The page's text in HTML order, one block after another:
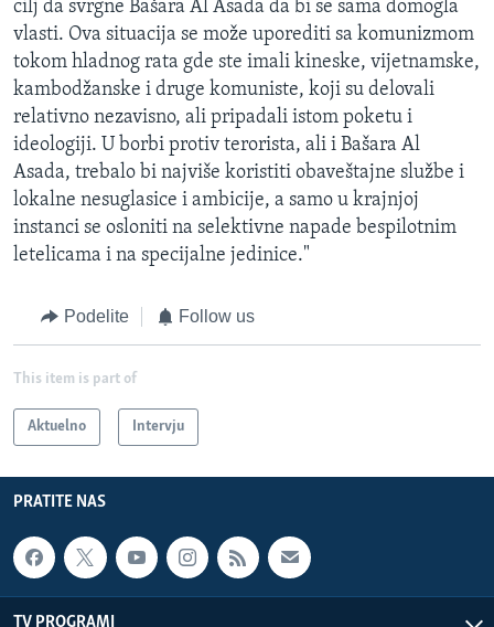
cilj da svrgne Bašara Al Asada da bi se sama domogla
vlasti. Ova situacija se može uporediti sa komunizmom
tokom hladnog rata gde ste imali kineske, vijetnamske,
kambodžanske i druge komuniste, koji su delovali
relativno nezavisno, ali pripadali istom poketu i
ideologiji. U borbi protiv terorista, ali i Bašara Al
Asada, trebalo bi najviše koristiti obaveštajne službe i
lokalne nesuglasice i ambicije, a samo u krajnjoj
instanci se osloniti na selektivne napade bespilotnim
letelicama i na specijalne jedinice."
Podelite Follow us
This item is part of
Aktuelno Intervju
PRATITE NAS
TV PROGRAMI